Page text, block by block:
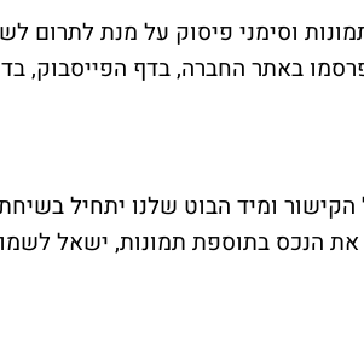
תמונות וסימני פיסוק על מנת לתרום
באתר החברה, בדף הפייסבוק,
ומיד הבוט שלנו יתחיל
את הנכס בתוספת תמונות, ישאל